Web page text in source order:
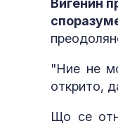
Вигенин
"Ние не
открито,
Що се